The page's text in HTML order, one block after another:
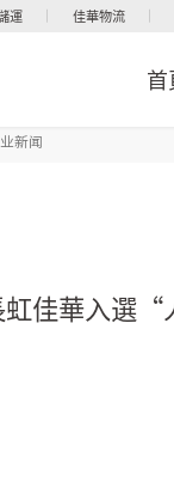
運 佳華物流
首
新闻
虹佳華入選